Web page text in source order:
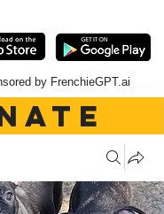
by FrenchieGPT.ai